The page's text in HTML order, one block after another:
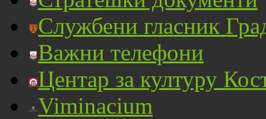
Службени гласник
Важни телефони
Центар за културу
Viminacium